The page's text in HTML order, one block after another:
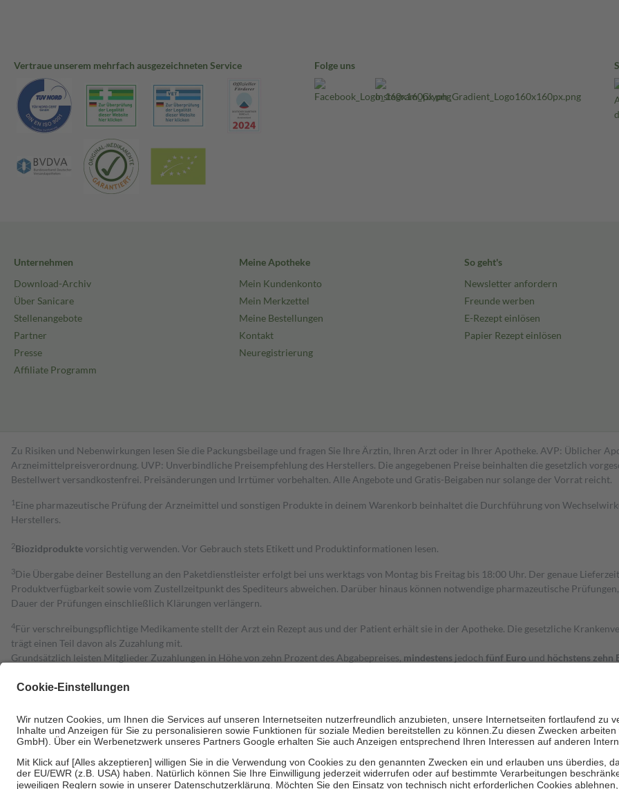
Vertraue unserem mehrfach ausgezeichneten Service Folge uns
Unternehmen
Download-Archiv
Über Sanicare
Stellenangebote
Partner
Presse
Affiliate Programm
Meine Apotheke
Mein Kundenkonto
Mein Merkzettel
Meine Bestellungen
Kontakt
Neuregistrierung
So geht's
Newsletter anfordern
Freunde werben
E-Rezept einlösen
Papier Rezept einlösen
Zu Risiken und Nebenwirkungen lesen Sie die Packungsbeilage und fragen Sie Ihre Ärztin, Ihren Arzt oder in Ihrer Apotheke. AVP: Üblicher
Arzneimittelpreisverordnung. UVP: Unverbindliche Preisempfehlung des Herstellers. Die angegebenen Preise beinhalten die gesetzlich
Bestell­wert versand­kosten­frei. Preisänderungen und Irrtümer vorbehalten. Alle Angebote und Gratis-Beigaben nur solange der Vorrat reicht.
1 Eine pharmazeutische Prüfung der Arzneimittel und sonstigen Produkte in deinem Warenkorb beinhaltet die Durchführung von
Herstellers.
2Biozidproduktevorsichtig verwenden. Vor Gebrauch stets Etikett und Produktinformationen lesen.
3Die Übergabe deiner Bestellung an den Paketdienstleister erfolgt bei uns werktags von Montag bis Freitag bis 18:00 Uhr. Der genaue
Produktverfügbarkeit sowie vom Zustellzeitpunkt des Spediteurs abweichen. Darüber hinaus können notwendige pharmazeutische
Dauer der Prüfungen einschließlich Klärungen verlängern.
4Für verschreibungspflichtige Medikamente stellt der Arzt ein Rezept aus und der Patient erhält sie in der Apotheke. Die gesetzliche
trägt einen Teil davon als Zuzahlung mit.
Grundsätzlich leisten Mitglieder Zuzahlungen in Höhe von zehn Prozent des Abgabepreises, mindestens jedoch fünf Euro und höchstens zehn
Diese Regeln gelten grundsätzlich auch für Online-Apotheken.
Um das Engagement der Versicherten für ihre eigene Gesundheit zu stärken und die besondere Stellung der Familie zu unterstützen, fallen
• Kindern und Jugendlichen bis zum vollendeten 18. Lebensjahr mit Ausnahme der Fahrkosten
• Untersuchungen zur Vorsorge und Früherkennung, die von der GKV getragen werden
• empfohlenen Schutzimpfungen
• Harn- und Blutteststreifen